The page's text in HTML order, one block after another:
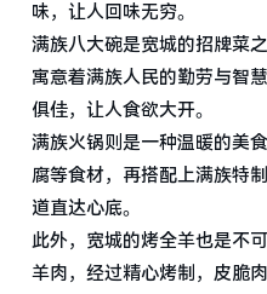
味，让人回味无穷。
满族八大碗是宽城的招牌菜
寓意着满族人民的勤劳与智
俱佳，让人食欲大开。
满族火锅则是一种温暖的美
腐等食材，再搭配上满族特
道直达心底。
此外，宽城的烤全羊也是不
羊肉，经过精心烤制，皮脆